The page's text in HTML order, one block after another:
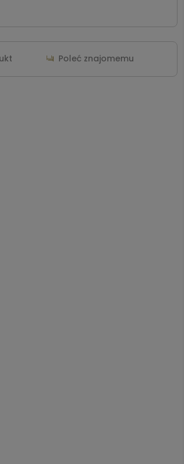
Poleć znajomemu